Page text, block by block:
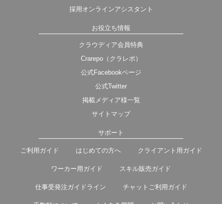
採用オンラインアシスタント
お役立ち情報
クラウディア会員特典
Crarepo（クラレポ）
公式Facebookページ
公式Twitter
掲載メディア様一覧
サイトマップ
サポート
ご利用ガイド はじめての方へ クライアント用ガイド
ワーカー用ガイド スキル販売ガイド
仕事受発注ガイドライン チャットご利用ガイド